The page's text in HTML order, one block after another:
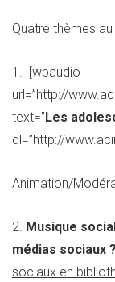
Quatre thèmes
1. [wpaudio
url=”http://
text=”Les
dl=”http://
Animation/
2. Musique
médias sociaux ?
sociaux en